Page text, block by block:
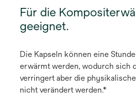
Für die
geeignet.
Die Kapseln können eine
erwärmt werden, wodurch sich
verringert aber die
nicht verändert werden.*